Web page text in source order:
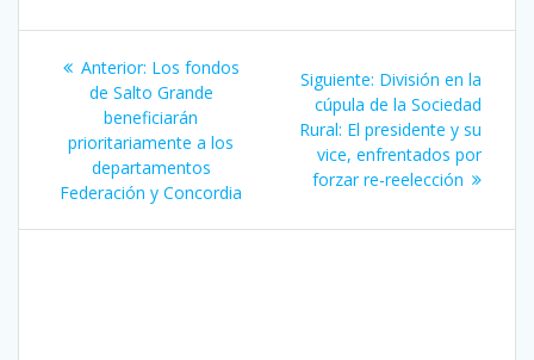
Navegación
entradas
Anterior: Entrada
anterior:
Los fondos
de Salto Grande
beneficiarán
prioritariamente a los
departamentos
Federación y Concordia
Siguiente: Siguiente
entrada:
División en la
cúpula de la Sociedad
Rural: El presidente y su
vice, enfrentados por
forzar re-reelección